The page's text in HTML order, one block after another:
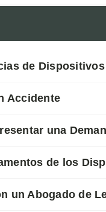
de
Accidente
una
de los
un Abogado de